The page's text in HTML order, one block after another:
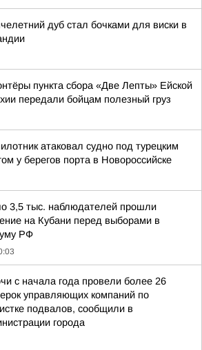
дуб стал бочками для виски в
пункта сбора «Две Лепты» Ейской
передали бойцам полезный груз
атаковал судно под турецким
у берегов порта в Новороссийске
3,5 тыс. наблюдателей прошли
на Кубани перед выборами в
РФ
с начала года провели более 26
управляющих компаний по
подвалов, сообщили в
города